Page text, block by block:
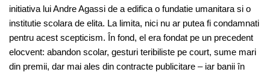
initiativa lui Andre Agassi de a edifica o fundatie umanitara si o
institutie scolara de elita. La limita, nici nu ar putea fi condamnati
pentru acest scepticism. În fond, el era fondat pe un precedent
elocvent: abandon scolar, gesturi teribiliste pe court, sume mari
din premii, dar mai ales din contracte publicitare – iar banii în